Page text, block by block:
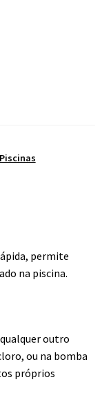
Piscinas
permite
na piscina.
outro
ou na bomba
próprios